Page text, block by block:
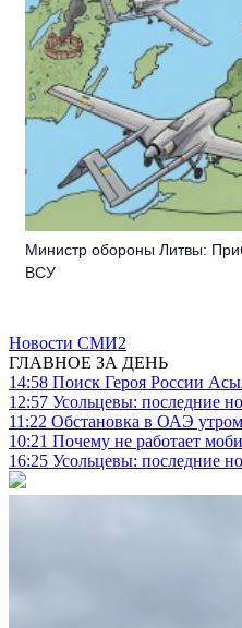
Министр обороны Литвы:
ВСУ
Новости СМИ2
ГЛАВНОЕ ЗА ДЕНЬ
14:58 Поиск Героя России
12:57 Усольцевы: последние
11:22 Обстановка в ОАЭ утром
10:21 Почему не работает
16:25 Усольцевы: последние